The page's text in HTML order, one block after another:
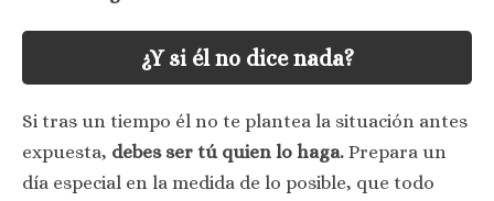
¿Y si él no dice nada?
Si tras un tiempo él no te plantea la situación antes
expuesta, debes ser tú quien lo haga. Prepara un
día especial en la medida de lo posible, que todo